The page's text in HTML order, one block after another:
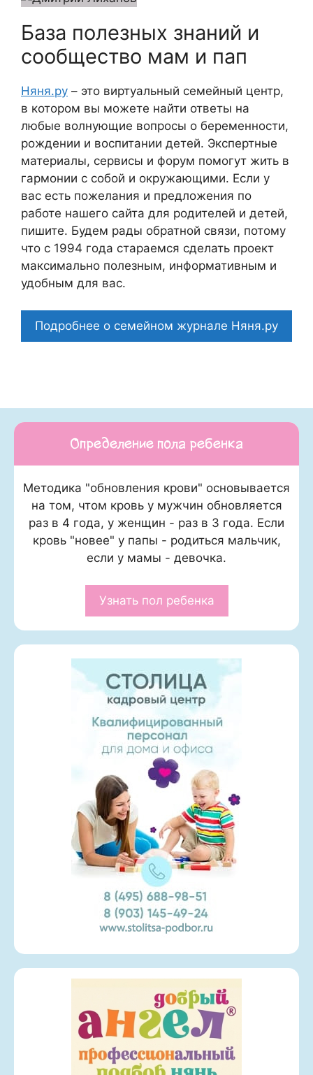
База полезных знаний и
сообщество мам и пап
Няня.ру – это виртуальный семейный центр,
в котором вы можете найти ответы на
любые волнующие вопросы о беременности,
рождении и воспитании детей. Экспертные
материалы, сервисы и форум помогут жить в
гармонии с собой и окружающими. Если у
вас есть пожелания и предложения по
работе нашего сайта для родителей и детей,
пишите. Будем рады обратной связи, потому
что c 1994 года стараемся сделать проект
максимально полезным, информативным и
удобным для вас.
Подробнее о семейном журнале Няня.ру
Определение пола ребенка
Методика "обновления крови" основывается
на том, чтом кровь у мужчин обновляется
раз в 4 года, у женщин - раз в 3 года. Если
кровь "новее" у папы - родиться мальчик,
если у мамы - девочка.
Узнать пол ребенка